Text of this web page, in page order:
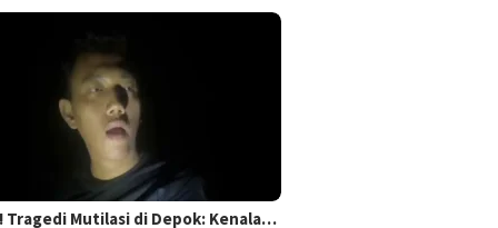
Tragedi Mutilasi di Depok: Kenala…